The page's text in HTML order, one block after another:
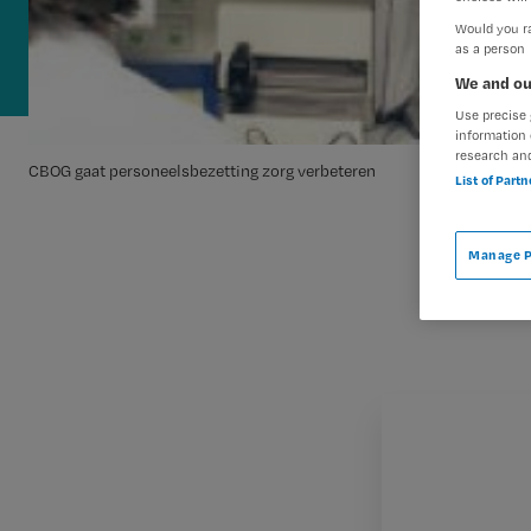
CBOG gaat personeelsbezetting zorg verbeteren
Would you
as a person
We and
Use
information
research
List of
Manage